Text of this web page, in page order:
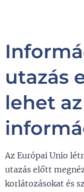
utazás
lehet
Az Európai Unio
utazás előtt
korlátozásokat és